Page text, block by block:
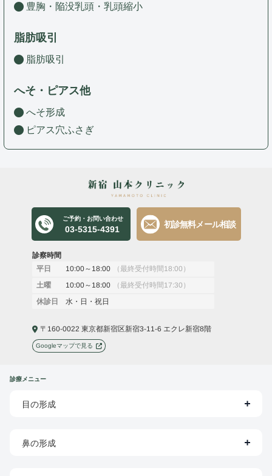
豊胸・陥没乳頭・乳頭縮小
脂肪吸引
脂肪吸引
へそ・ピアス他
へそ形成
ピアス穴ふさぎ
ご予約・お問い合わせ
03-5315-4391
初診無料メール相談
診察時間
平日 10:00～18:00 （最終受付時間18:00）
土曜 10:00～18:00 （最終受付時間17:30）
休診日 水・日・祝日
〒160-0022 東京都新宿区新宿3-11-6 エクレ新宿8階
Googleマップで見る
診療メニュー
目の形成
鼻の形成